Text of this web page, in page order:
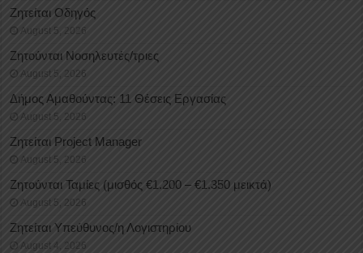
Ζητείται Οδηγός
August 5, 2026
Ζητούνται Νοσηλευτές/τριες
August 5, 2026
Δήμος Αμαθούντας: 11 Θέσεις Εργασίας
August 5, 2026
Ζητείται Project Manager
August 5, 2026
Ζητούνται Ταμίες (μισθός €1.200 – €1.350 μεικτά)
August 5, 2026
Ζητείται Υπεύθυνος/η Λογιστηρίου
August 4, 2026